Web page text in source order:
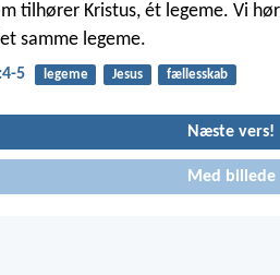
tilhører Kristus, ét legeme. Vi
samme legeme.
5 legeme Jesus fællesskab
Næste vers!
Med billede